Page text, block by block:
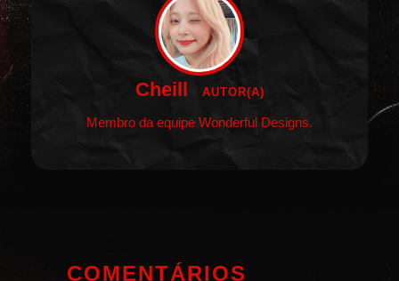
Cheill AUTOR(A)
Membro da equipe Wonderful Designs.
COMENTÁRIOS